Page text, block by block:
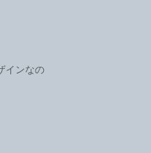
インなの